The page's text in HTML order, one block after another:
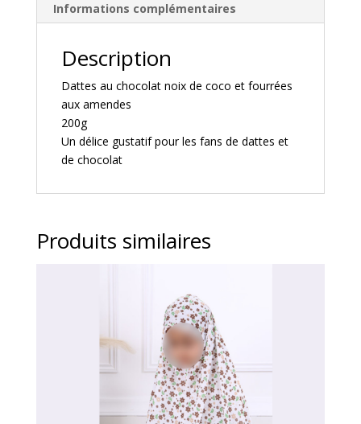
Informations complémentaires
Description
Dattes au chocolat noix de coco et fourrées
aux amendes
200g
Un délice gustatif pour les fans de dattes et
de chocolat
Produits similaires